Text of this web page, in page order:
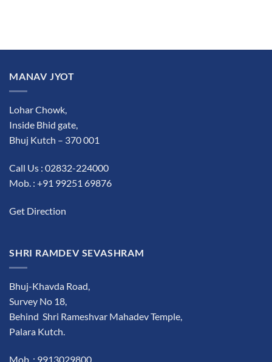
MANAV JYOT
Lohar Chowk,
Inside Bhid gate,
Bhuj Kutch – 370 001
Call Us : 02832-224000
Mob. : +91 99251 69876
Get Direction
SHRI RAMDEV SEVASHRAM
Bhuj-Khavda Road,
Survey No 18,
Behind Shri Rameshvar Mahadev Temple,
Palara Kutch.
Mob. : 9913029800